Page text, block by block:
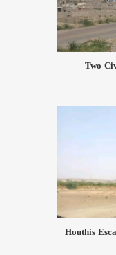
Two
Houthis